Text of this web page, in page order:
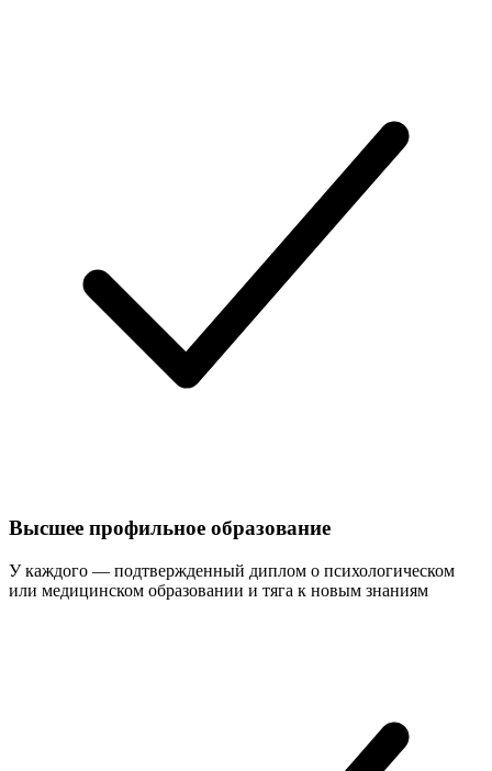
Высшее профильное образование
У каждого — подтвержденный диплом о психологическом
или медицинском образовании и тяга к новым знаниям